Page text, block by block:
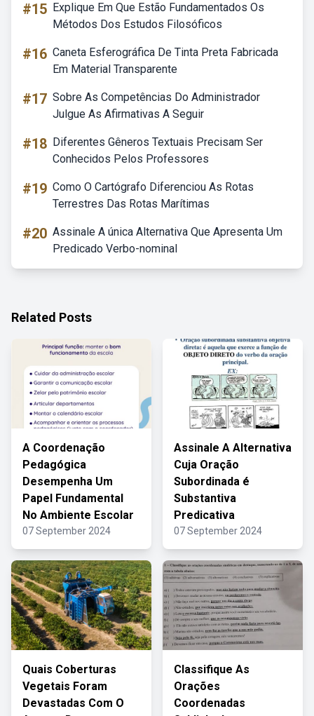
#15 Explique Em Que Estão Fundamentados Os
Métodos Dos Estudos Filosóficos
#16 Caneta Esferográfica De Tinta Preta Fabricada
Em Material Transparente
#17 Sobre As Competências Do Administrador
Julgue As Afirmativas A Seguir
#18 Diferentes Gêneros Textuais Precisam Ser
Conhecidos Pelos Professores
#19 Como O Cartógrafo Diferenciou As Rotas
Terrestres Das Rotas Marítimas
#20 Assinale A única Alternativa Que Apresenta Um
Predicado Verbo-nominal
Related Posts
A Coordenação
Pedagógica
Desempenha Um
Papel Fundamental
No Ambiente Escolar
07 September 2024
Assinale A Alternativa
Cuja Oração
Subordinada é
Substantiva
Predicativa
07 September 2024
Quais Coberturas
Vegetais Foram
Devastadas Com O
Classifique As
Orações
Coordenadas